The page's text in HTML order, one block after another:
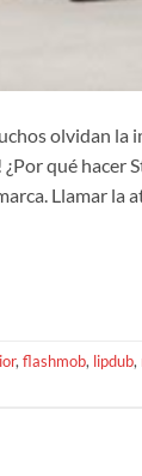
olvidan la
qué hacer
Llamar la
, flashmob, lipdub,